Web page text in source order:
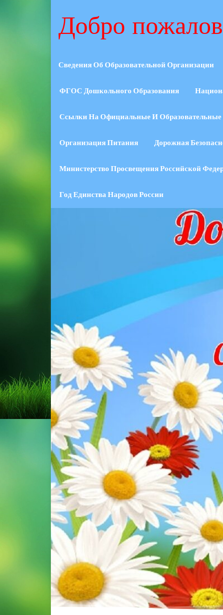
Добро
Сведения Об Образовательной Организации
ФГОС Дошкольного Образования
Ссылки На Официальные И Образовательные
Организация Питания Дорожная
Министерство Просвещения Российской
Год Единства Народов России